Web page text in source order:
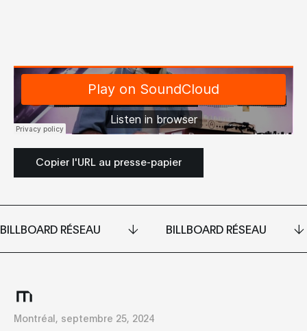
Copier l'URL au presse-papier
BILLBOARD RÉSEAU BILLBOARD RÉSEAU
Montréal, septembre 25, 2024